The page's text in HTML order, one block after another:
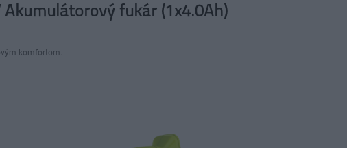
Akumulátorový fukár (1x4.0Ah)
komfortom.